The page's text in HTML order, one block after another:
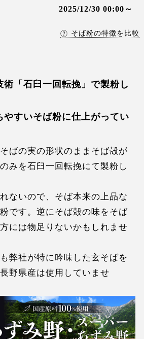
2025/12/30 00:00～
そば粉の特徴を比較
術「石臼一回転挽」で製粉し
やすいそば粉に仕上がってい
ばの実の形状のままそば殻が
みを石臼一回転挽にて製粉し
ないので、そば本来の上品な
です。逆にそば殻の味をそば
には物足りないかもしれませ
弊社が特に吟味した玄そばを
野県産は使用していませ